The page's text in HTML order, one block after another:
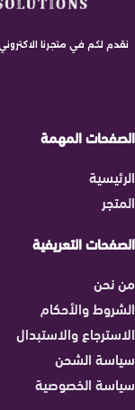
نقدم لكم في متجرنا
الصفحات المهمة
الرئيسية
المتجر
الصفحات التعريفية
من نحن
الشروط والأحكام
الاسترجاع والاستبدال
سياسة الشحن
سياسة الخصوصية